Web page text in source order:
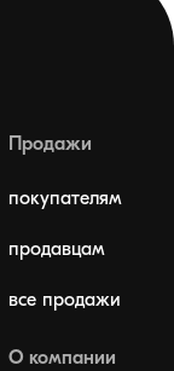
Продажи
покупателям
продавцам
все продажи
О компании